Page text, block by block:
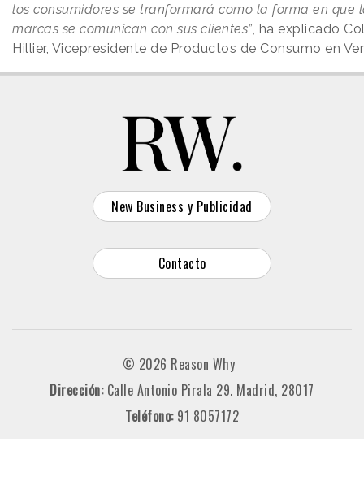
los consumidores se tranformará como la forma en que
marcas se comunican con sus clientes”, ha explicado
Hillier, Vicepresidente de Productos de Consumo en
New Business y Publicidad
Contacto
© 2026 Reason Why
Dirección: Calle Antonio Pirala 29. Madrid, 28017
Teléfono: 91 8057172